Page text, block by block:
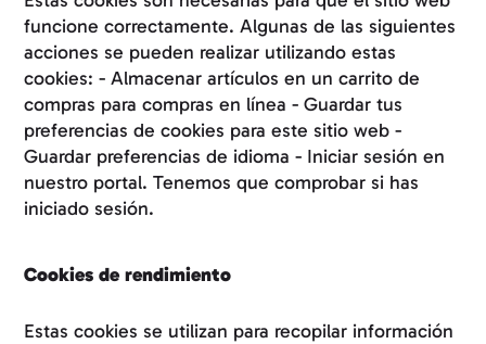
funcione correctamente. Algunas de las siguientes
acciones se pueden realizar utilizando estas
cookies: - Almacenar artículos en un carrito de
compras para compras en línea - Guardar tus
preferencias de cookies para este sitio web -
Guardar preferencias de idioma - Iniciar sesión en
nuestro portal. Tenemos que comprobar si has
iniciado sesión.
Cookies de rendimiento
Estas cookies se utilizan para recopilar información